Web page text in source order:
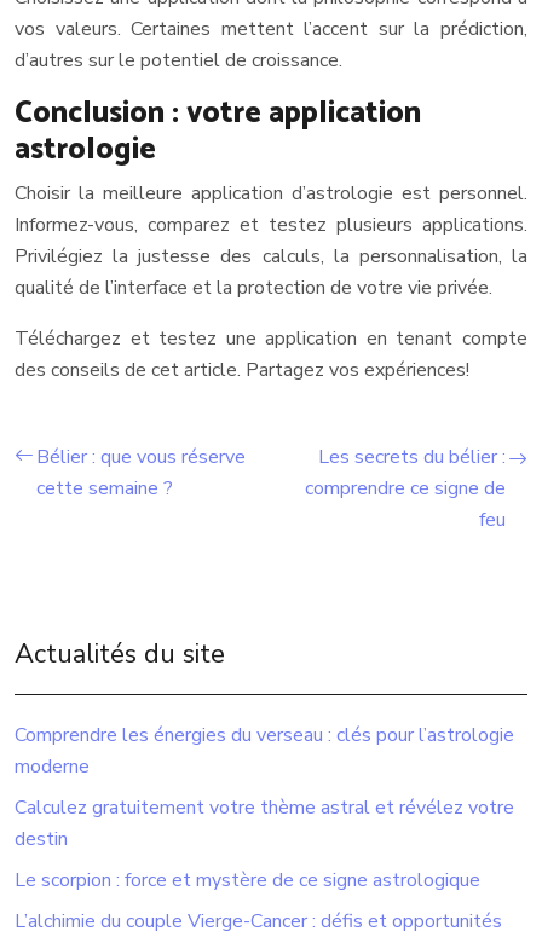
vos valeurs. Certaines mettent l’accent sur la prédiction,
d’autres sur le potentiel de croissance.
Conclusion : votre application
astrologie
Choisir la meilleure application d’astrologie est personnel.
Informez-vous, comparez et testez plusieurs applications.
Privilégiez la justesse des calculs, la personnalisation, la
qualité de l’interface et la protection de votre vie privée.
Téléchargez et testez une application en tenant compte
des conseils de cet article. Partagez vos expériences!
Bélier : que vous réserve
cette semaine ?
Les secrets du bélier :
comprendre ce signe de
feu
Actualités du site
Comprendre les énergies du verseau : clés pour l’astrologie
moderne
Calculez gratuitement votre thème astral et révélez votre
destin
Le scorpion : force et mystère de ce signe astrologique
L’alchimie du couple Vierge-Cancer : défis et opportunités